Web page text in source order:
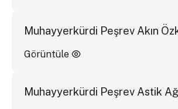
Muhayyerkürdi Peşrev Akın
Görüntüle
Muhayyerkürdi Peşrev Astik